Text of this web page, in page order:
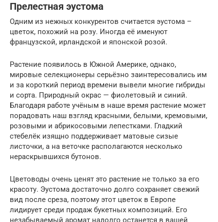
Прелестная эустома
Одним из нежных конкурентов считается эустома –
цветок, похожий на розу. Иногда её именуют
французской, ирландской и японской розой.
Растение появилось в Южной Америке, однако,
мировые селекционеры серьёзно заинтересовались им
и за короткий период времени вывели многие гибриды
и сорта. Природный окрас — фиолетовый и синий.
Благодаря работе учёным в наше время растение может
порадовать наш взгляд красными, белыми, кремовыми,
розовыми и абрикосовыми лепестками. Гладкий
стебелёк изящно поддерживает матовые сизые
листочки, а на веточке располагаются несколько
нераскрывшихся бутонов.
Цветоводы очень ценят это растение не только за его
красоту. Эустома достаточно долго сохраняет свежий
вид после среза, поэтому этот цветок в Европе
лидирует среди продаж букетных композиций. Его
незабываемый аромат надолго останется в вашей